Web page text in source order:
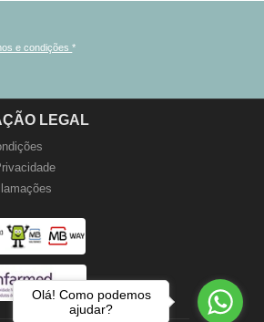
e condições*
LEGAL
Olá! Como podemos
ajudar?